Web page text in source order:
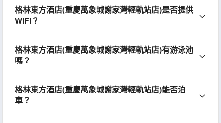
格林東方酒店(重慶萬象城謝家灣輕軌站店)是否提供
WiFi？
格林東方酒店(重慶萬象城謝家灣輕軌站店)有游泳池
嗎？
格林東方酒店(重慶萬象城謝家灣輕軌站店)能否泊
車？